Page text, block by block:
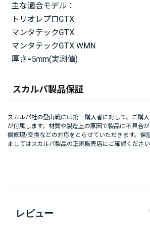
主な適合モデル：
トリオレプロGTX
マンタテックGTX
マンタテックGTX WMN
厚さ=5mm(実測値)
スカルパ製品保証
スカルパ社の登山靴には第一購入者に対して、ご購
が付属します。材質や製造上の原因で製品に不具合
償修理/交換などの対応をとらせていただきます。保
ましてはスカルパ製品の正規販売店にご確認ください
レビュー